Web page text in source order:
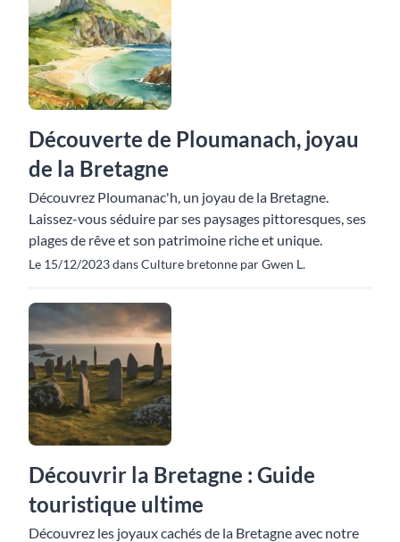
Découverte de Ploumanach, joyau
de la Bretagne
Découvrez Ploumanac'h, un joyau de la Bretagne.
Laissez-vous séduire par ses paysages pittoresques, ses
plages de rêve et son patrimoine riche et unique.
Le 15/12/2023 dans Culture bretonne par Gwen L.
Découvrir la Bretagne : Guide
touristique ultime
Découvrez les joyaux cachés de la Bretagne avec notre